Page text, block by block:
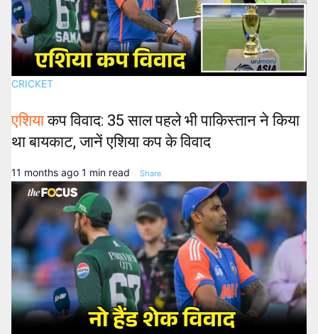
CRICKET
एशियाकप विवाद: 35 साल पहले भी पाकिस्तान ने किया
था बायकाट, जानें एशिया कप के विवाद
11 months ago 1 min read Share